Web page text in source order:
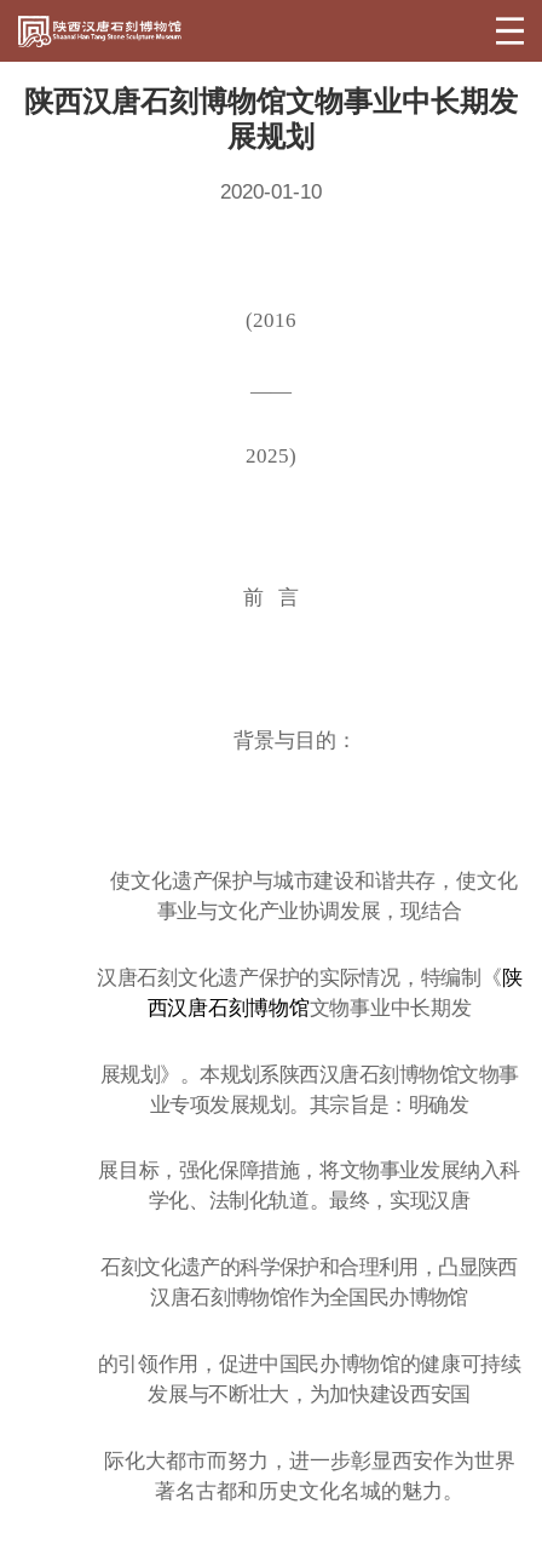
陕西汉唐石刻博物馆文物事业中长期发
展规划
2020-01-10
(2016
——
2025)
前 言
背景与目的：
使文化遗产保护与城市建设和谐共存，使文化
事业与文化产业协调发展，现结合
汉唐石刻文化遗产保护的实际情况，特编制《陕
西汉唐石刻博物馆文物事业中长期发
展规划》。本规划系陕西汉唐石刻博物馆文物事
业专项发展规划。其宗旨是：明确发
展目标，强化保障措施，将文物事业发展纳入科
学化、法制化轨道。最终，实现汉唐
石刻文化遗产的科学保护和合理利用，凸显陕西
汉唐石刻博物馆作为全国民办博物馆
的引领作用，促进中国民办博物馆的健康可持续
发展与不断壮大，为加快建设西安国
际化大都市而努力，进一步彰显西安作为世界
著名古都和历史文化名城的魅力。